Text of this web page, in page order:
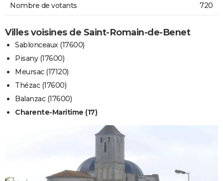
Nombre de votants 720
Villes voisines de Saint-Romain-de-Benet
Sablonceaux (17600)
Pisany (17600)
Meursac (17120)
Thézac (17600)
Balanzac (17600)
Charente-Maritime (17)